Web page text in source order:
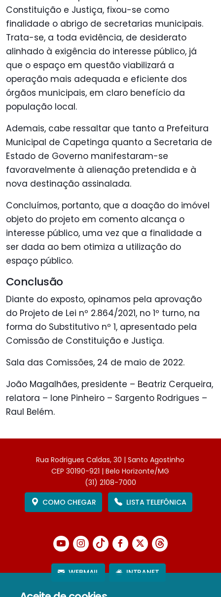
Constituição e Justiça, fixou-se como
finalidade o abrigo de secretarias municipais.
Trata-se, a toda evidência, de desiderato
alinhado à exigência do interesse público, já
que o espaço em questão viabilizará a
operação mais adequada e eficiente dos
órgãos municipais, em claro benefício da
população local.
Ademais, cabe ressaltar que tanto a Prefeitura
Municipal de Capetinga quanto a Secretaria de
Estado de Governo manifestaram-se
favoravelmente à alienação pretendida e à
nova destinação assinalada.
Concluímos, portanto, que a doação do imóvel
objeto do projeto em comento alcança o
interesse público, uma vez que a finalidade a
ser dada ao bem otimiza a utilização do
espaço público.
Conclusão
Diante do exposto, opinamos pela aprovação
do Projeto de Lei nº 2.864/2021, no 1º turno, na
forma do Substitutivo nº 1, apresentado pela
Comissão de Constituição e Justiça.
Sala das Comissões, 24 de maio de 2022.
João Magalhães, presidente – Beatriz Cerqueira,
relatora – Ione Pinheiro – Sargento Rodrigues –
Raul Belém.
Rua Rodrigues Caldas, 30 | Santo Agostinho
CEP 30190-921 | Belo Horizonte/MG
(31) 2108-7000
COMO CHEGAR
LISTA TELEFÔNICA
WEBMAIL INTRANET